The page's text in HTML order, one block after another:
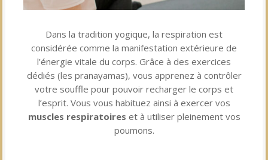
Dans la tradition yogique, la respiration est
considérée comme la manifestation extérieure de
l’énergie vitale du corps. Grâce à des exercices
dédiés (les pranayamas), vous apprenez à contrôler
votre souffle pour pouvoir recharger le corps et
l’esprit. Vous vous habituez ainsi à exercer vos
muscles respiratoires et à utiliser pleinement vos
poumons.